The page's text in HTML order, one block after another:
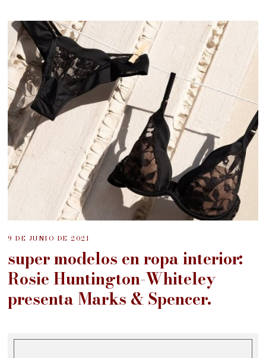
9 DE JUNIO DE 2021
super modelos en ropa interior:
Rosie Huntington-Whiteley
presenta Marks & Spencer.